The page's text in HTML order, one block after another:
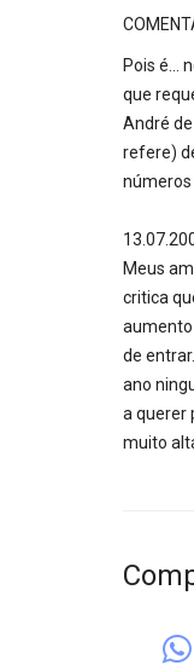
Pois é...
que
André
refere)
números
Meus
critica
aumento
de
ano
a querer
muito